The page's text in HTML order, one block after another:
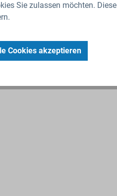
Sie zulassen möchten. Diese
Cookies akzeptieren